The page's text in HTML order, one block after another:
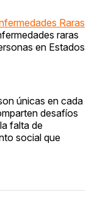
Raras
raras
en Estados
únicas en cada
desafíos
falta de
social que